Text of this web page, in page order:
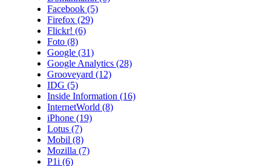
Facebook (5)
Firefox (29)
Flickr! (6)
Foto (8)
Google (31)
Google Analytics (28)
Grooveyard (12)
IDG (5)
Inside Information (16)
InternetWorld (8)
iPhone (19)
Lotus (7)
Mobil (8)
Mozilla (7)
P1i (6)